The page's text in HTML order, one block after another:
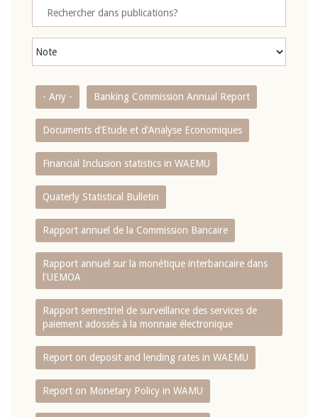
- Any - Banking Commission Annual Report
Documents d’Etude et d’Analyse Economiques
Financial Inclusion statistics in WAEMU
Quaterly Statistical Bulletin
Rapport annuel de la Commission Bancaire
Rapport annuel sur la monétique interbancaire dans
l'UEMOA
Rapport semestriel de surveillance des services de
paiement adossés à la monnaie électronique
Report on deposit and lending rates in WAEMU
Report on Monetary Policy in WAMU